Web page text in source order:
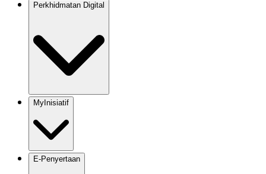
Perkhidmatan Digital
MyInisiatif
E-Penyertaan